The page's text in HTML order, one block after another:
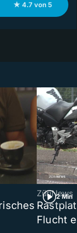
★ 4.7 von 5
2 Min
ZüriNews
Flucht